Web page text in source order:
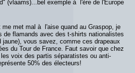
(vlaams)...bel exemple à l'ère de l'Europe
me met mal à l'aise quand au Graspop, je
de flamands avec des t-shirts nationalistes
jaune), vous savez, comme ces drapeaux
du Tour de France. Faut savoir que chez
voix des partis séparatistes ou anti-
50% des électeurs!